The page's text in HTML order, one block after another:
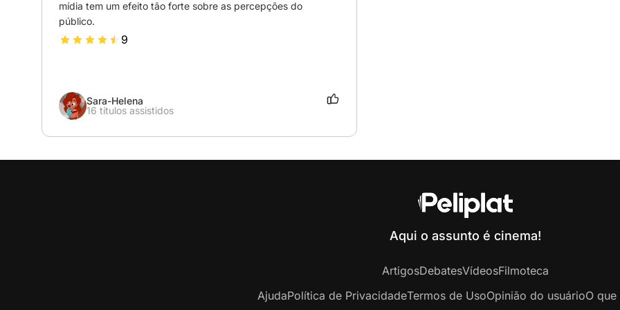
mídia tem um efeito tão forte sobre as percepções do
público.
9
Sara-Helena
16 títulos assistidos
Aqui o assunto é cinema!
ArtigosDebatesVídeosFilmoteca
AjudaPolítica de PrivacidadeTermos de UsoOpinião do usuárioO que